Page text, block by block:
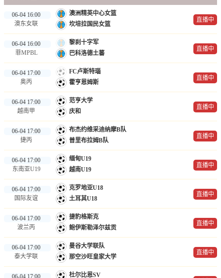
06-04 16:00
澳东女联
澳洲精英中心女篮
坎培拉国民女篮
直播中
06-04 16:00
菲MPBL
黎刹十字军
巴科洛德土蕃
直播中
06-04 17:00
奥丙
FC卢斯特瑙
霍亨恩姆斯
直播中
06-04 17:00
越南甲
范亨大学
庆和
直播中
06-04 17:00
捷丙
布杰约维采迪纳摩B队
普里布拉姆B队
直播中
06-04 17:00
东南亚U19
缅甸U19
越南U19
直播中
06-04 17:00
国际友谊
克罗地亚U18
土耳其U18
直播中
06-04 17:00
波兰丙
捷豹格斯克
鲍伊斯勒泽尔兹贡
直播中
06-04 17:00
泰大学联
曼谷大学联队
那空沙旺皇家大学
直播中
06-04 17:00
杜尔比恩SV